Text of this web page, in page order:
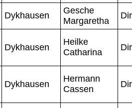
Dykhausen
Gesche
Margaretha
Dykhausen
Heilke
Catharina
Dykhausen
Hermann
Cassen